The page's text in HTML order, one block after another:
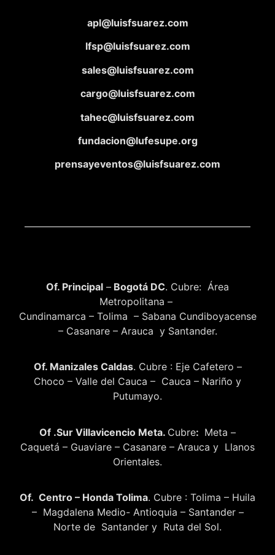
apl@luisfsuarez.com
lfsp@luisfsuarez.com
sales@luisfsuarez.com
cargo@luisfsuarez.com
tahec@luisfsuarez.com
fundacion@lufesupe.org
prensayeventos@luisfsuarez.com
Of. Principal – Bogotá DC. Cubre: Área
Metropolitana –
Cundinamarca – Tolima – Sabana Cundiboyacense
– Casanare – Arauca y Santander.
Of. Manizales Caldas. Cubre : Eje Cafetero –
Choco – Valle del Cauca – Cauca – Nariño y
Putumayo.
Of .Sur Villavicencio Meta. Cubre: Meta –
Caquetá – Guaviare – Casanare – Arauca y Llanos
Orientales.
Of. Centro – Honda Tolima. Cubre : Tolima – Huila
– Magdalena Medio- Antioquia – Santander –
Norte de Santander y Ruta del Sol.